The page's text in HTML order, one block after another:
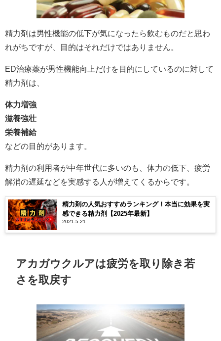
精力剤は男性機能の低下が気になったら飲むものだと思わ
れがちですが、目的はそれだけではありません。
ED治療薬が男性機能向上だけを目的にしているのに対して
精力剤は、
体力増強
滋養強壮
栄養補給
などの目的があります。
精力剤の利用者が中年世代に多いのも、体力の低下、疲労
解消の遅延などを実感する人が増えてくるからです。
精力剤の人気おすすめランキング！本当に効果を実
感できる精力剤【2025年最新】
2021.5.21
アカガウクルアは疲労を取り除き若
さを取戻す